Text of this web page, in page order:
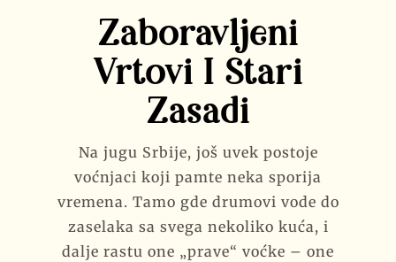
Zaboravljeni
Vrtovi I Stari
Zasadi
Na jugu Srbije, još uvek postoje
voćnjaci koji pamte neka sporija
vremena. Tamo gde drumovi vode do
zaselaka sa svega nekoliko kuća, i
dalje rastu one „prave“ voćke – one